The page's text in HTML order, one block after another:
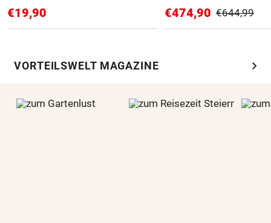
€19,90 €474,90 €644,99
VORTEILSWELT MAGAZINE chevron_right